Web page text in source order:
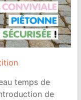
temps de
de